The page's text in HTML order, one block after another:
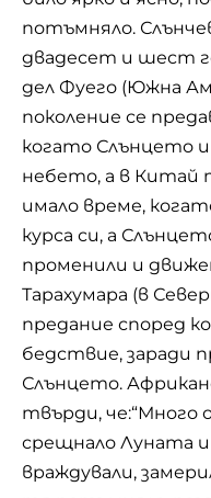
потъмняло.
двадесет и шест
дел Фуего (Южна
поколение се
когато Слънцето
небето, а в Китай
имало време,
курса си, а
променили и
Тарахумара (в
предание според
бедствие, заради
Слънцето.
твърди, че:“Много
срещнало Луната
враждували,